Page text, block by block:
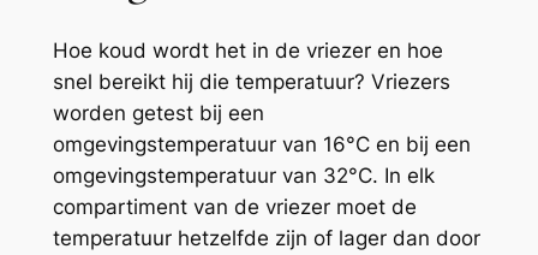
Hoe koud wordt het in de vriezer en hoe
snel bereikt hij die temperatuur? Vriezers
worden getest bij een
omgevingstemperatuur van 16°C en bij een
omgevingstemperatuur van 32°C. In elk
compartiment van de vriezer moet de
temperatuur hetzelfde zijn of lager dan door